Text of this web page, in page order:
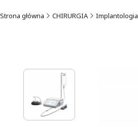
Strona główna CHIRURGIA Implantologia